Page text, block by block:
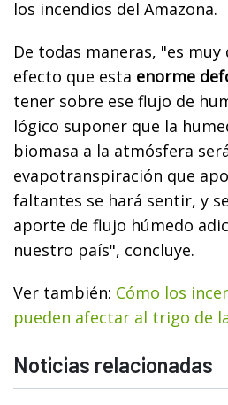
los incendios del Amazona.
De todas maneras, "es
efecto que esta enorme
tener sobre ese flujo de
lógico suponer que la
biomasa a la atmósfera
evapotranspiración que
faltantes se hará sentir, y
aporte de flujo húmedo
nuestro país", concluye.
Ver también: Cómo los
pueden afectar al trigo de
Noticias relacionadas